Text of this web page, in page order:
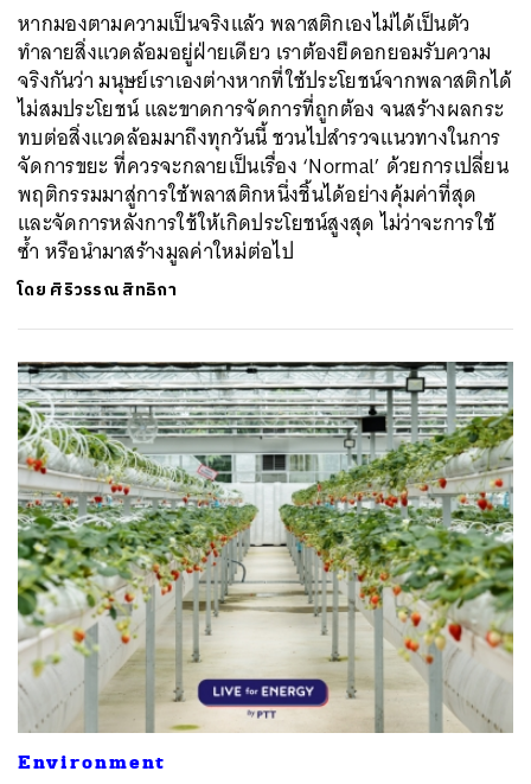
หากมองตามความเป็นจริงแล้ว พลาสติกเองไม่ได้เป็นตัว
ทำลายสิ่งแวดล้อมอยู่ฝ่ายเดียว เราต้องยืดอกยอมรับความ
จริงกันว่า มนุษย์เราเองต่างหากที่ใช้ประโยชน์จากพลาสติกได้
ไม่สมประโยชน์ และขาดการจัดการที่ถูกต้อง จนสร้างผลกระ
ทบต่อสิ่งแวดล้อมมาถึงทุกวันนี้ ชวนไปสำรวจแนวทางในการ
จัดการขยะ ที่ควรจะกลายเป็นเรื่อง ‘Normal’ ด้วยการเปลี่ยน
พฤติกรรมมาสู่การใช้พลาสติกหนึ่งชิ้นได้อย่างคุ้มค่าที่สุด
และจัดการหลังการใช้ให้เกิดประโยชน์สูงสุด ไม่ว่าจะการใช้
ซ้ำ หรือนำมาสร้างมูลค่าใหม่ต่อไป
โดย ศิริวรรณ สิทธิกา
Environment